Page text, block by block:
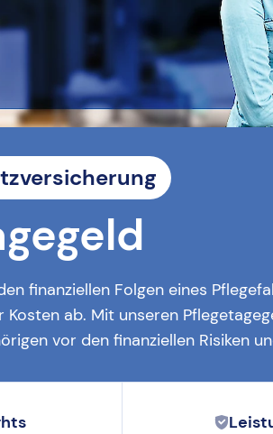
finanziellen Folgen eines
Kosten ab. Mit unseren
vor den finanziellen Risiken